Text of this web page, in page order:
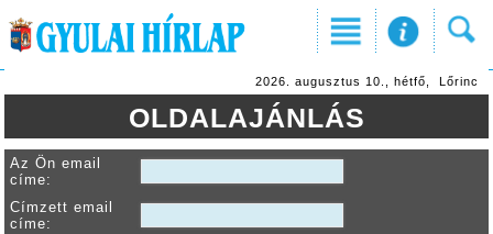
2026. augusztus 10., hétfő, Lőrinc
OLDALAJÁNLÁS
Az Ön email
címe:
Címzett email
címe: